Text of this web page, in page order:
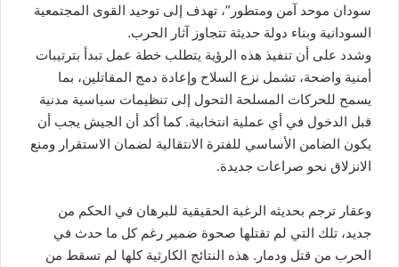
سودان موحد آمن ومتطور”، تهدف إلى توحيد القوى المجتمعية
السودانية وبناء دولة حديثة تتجاوز آثار الحرب.
وشدد على أن تنفيذ هذه الرؤية يتطلب خطة عمل تبدأ بترتيبات
أمنية واضحة، تشمل نزع السلاح وإعادة دمج المقاتلين، بما
يسمح للحركات المسلحة التحول إلى تنظيمات سياسية مدنية
قبل الدخول في أي عملية انتخابية. كما أكد أن الجيش يجب أن
يكون الضامن الأساسي للفترة الانتقالية لضمان الاستقرار ومنع
الانزلاق نحو صراعات جديدة.
وعقار ترجم بحديثه الرغبة الحقيقية للبرهان في الحكم من
جديد، تلك التي لم تقتلها صحوة ضمير رغم كل ما حدث في
الحرب من قتل ودمار. هذه النتائج الكارثية كلها لم تسقط من